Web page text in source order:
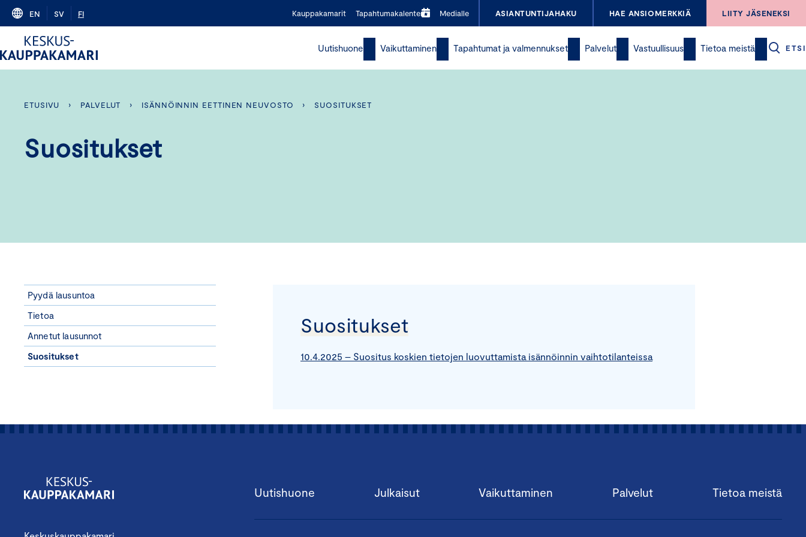
Skip
content
EN SV FI Kauppakamarit Tapahtumakalenteri Medialle ASIANTUNTIJAHAKU HAE ANSIOMERKKIÄ LIITY JÄSENEKSI
Uutishuone Vaikuttaminen Tapahtumat ja valmennukset Palvelut Vastuullisuus Tietoa meistä ETSI
ETUSIVU › PALVELUT › ISÄNNÖINNIN EETTINEN NEUVOSTO › SUOSITUKSET
Suositukset
Pyydä lausuntoa
Tietoa
Annetut lausunnot
Suositukset
Suositukset
10.4.2025 – Suositus koskien tietojen luovuttamista isännöinnin vaihtotilanteissa
Uutishuone Julkaisut Vaikuttaminen Palvelut Tietoa meistä